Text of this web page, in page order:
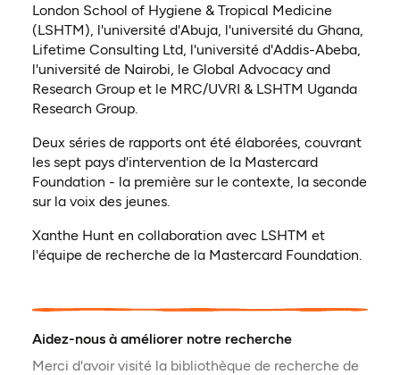
London School of Hygiene & Tropical Medicine
(LSHTM), l'université d'Abuja, l'université du Ghana,
Lifetime Consulting Ltd, l'université d'Addis-Abeba,
l'université de Nairobi, le Global Advocacy and
Research Group et le MRC/UVRI & LSHTM Uganda
Research Group.
Deux séries de rapports ont été élaborées, couvrant
les sept pays d'intervention de la Mastercard
Foundation - la première sur le contexte, la seconde
sur la voix des jeunes.
Xanthe Hunt en collaboration avec LSHTM et
l'équipe de recherche de la Mastercard Foundation.
Aidez-nous à améliorer notre recherche
Merci d'avoir visité la bibliothèque de recherche de